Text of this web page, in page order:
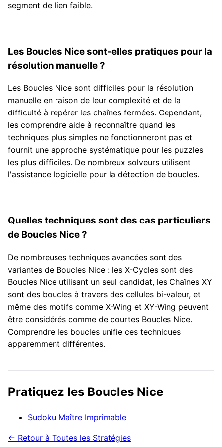
segment de lien faible.
Les Boucles Nice sont-elles pratiques pour la
résolution manuelle ?
Les Boucles Nice sont difficiles pour la résolution
manuelle en raison de leur complexité et de la
difficulté à repérer les chaînes fermées. Cependant,
les comprendre aide à reconnaître quand les
techniques plus simples ne fonctionneront pas et
fournit une approche systématique pour les puzzles
les plus difficiles. De nombreux solveurs utilisent
l'assistance logicielle pour la détection de boucles.
Quelles techniques sont des cas particuliers
de Boucles Nice ?
De nombreuses techniques avancées sont des
variantes de Boucles Nice : les X-Cycles sont des
Boucles Nice utilisant un seul candidat, les Chaînes XY
sont des boucles à travers des cellules bi-valeur, et
même des motifs comme X-Wing et XY-Wing peuvent
être considérés comme de courtes Boucles Nice.
Comprendre les boucles unifie ces techniques
apparemment différentes.
Pratiquez les Boucles Nice
Sudoku Maître Imprimable
← Retour à Toutes les Stratégies